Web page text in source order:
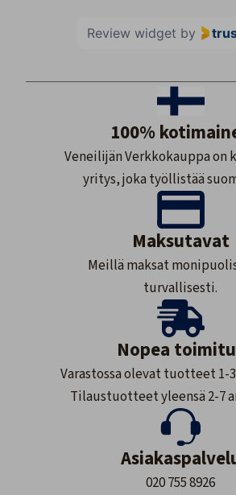
Review widget by
100%
Veneilijän Verkkokauppa on
yritys, joka työllistää
Maksutavat
Meillä maksat
turvallisesti.
Nopea
Varastossa olevat tuotteet 1-
Tilaustuotteet yleensä 2-7
020 755 8926